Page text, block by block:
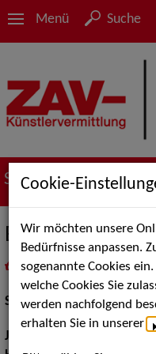
Menü Suche
Suche nach
Ben Knop
inMeine Merkliste
Schauspiel:Bühne
Jahrgang:
Cookie-
Wir möchten unsere
Bedürfnisse anpassen.
sogenannte Cookies
welche Cookies Sie
werden nachfolgend
erhalten Sie in unserer